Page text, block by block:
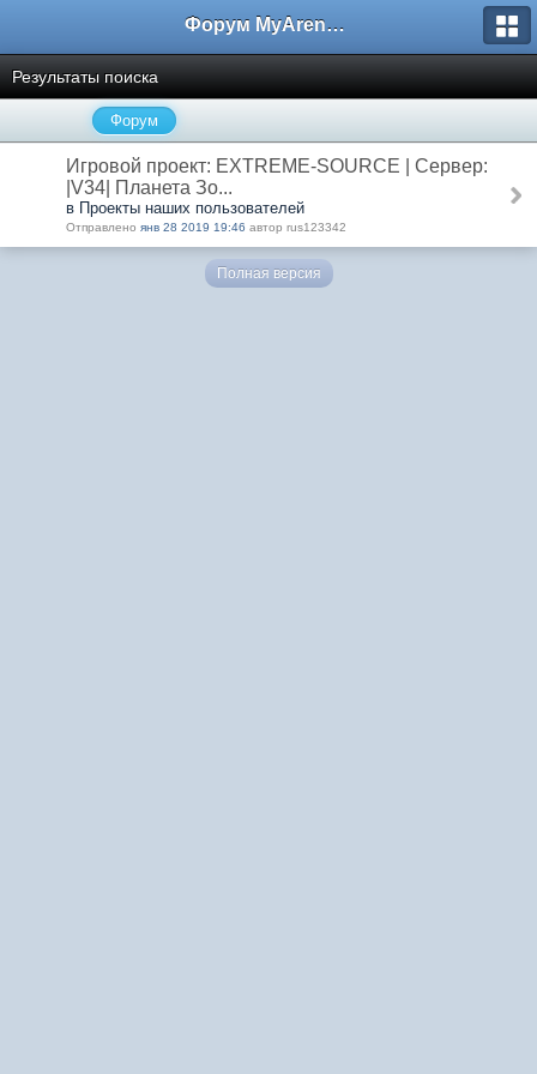
Форум MyArena.ru
Результаты поиска
Форум
Игровой проект: EXTREME-SOURCE | Сервер:
|V34| Планета Зо...
в Проекты наших пользователей
Отправлено янв 28 2019 19:46 автор rus123342
Полная версия